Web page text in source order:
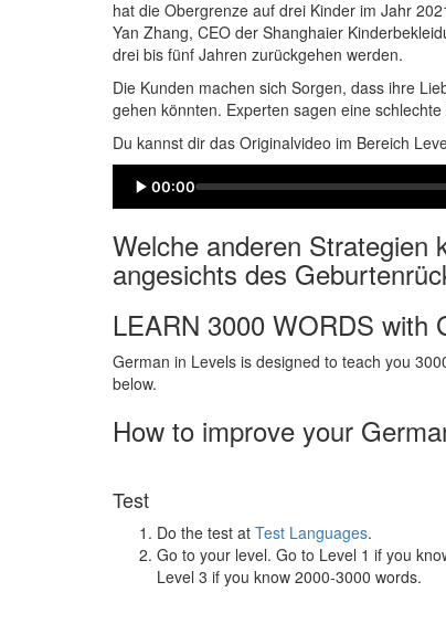
hat die Obergrenze auf drei Kinder im Jahr
Yan Zhang, CEO der Shanghaier
drei bis fünf Jahren zurückgehen werden.
Die Kunden machen sich Sorgen, dass ihre
gehen könnten. Experten sagen eine
Du kannst dir das Originalvideo im Bereich
00:00
Welche anderen Strategien
angesichts des
LEARN 3000 WORDS with
German in Levels is designed to teach you
below.
How to improve your
Test
Do the test at Test Languages.
Go to your level. Go to Level 1 if you
Level 3 if you know 2000-3000 words.